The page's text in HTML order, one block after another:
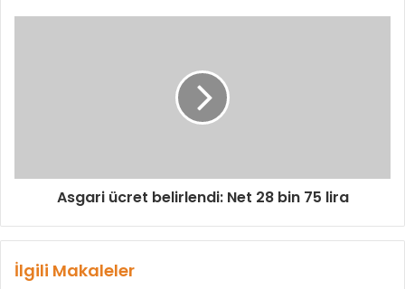
Asgari ücret belirlendi: Net 28 bin 75 lira
İlgili Makaleler